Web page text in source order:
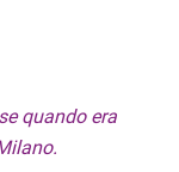
quando era